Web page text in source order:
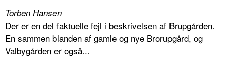
Torben Hansen
Der er en del faktuelle fejl i beskrivelsen af Brupgården.
En sammen blanden af gamle og nye Brorupgård, og
Valbygården er også...